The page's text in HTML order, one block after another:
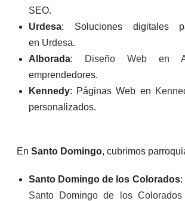
SEO.
Urdesa: Soluciones digitales
en Urdesa.
Alborada: Diseño Web en
emprendedores.
Kennedy: Páginas Web en
personalizados.
EnSanto Domingo, cubrimos
Santo Domingo de los Colorados:
Santo Domingo de los Colorados